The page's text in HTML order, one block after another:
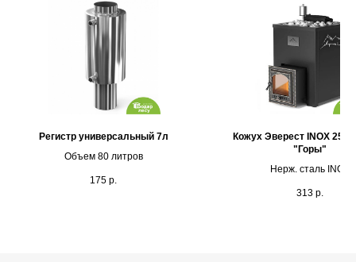
Регистр универсальный 7л
Объем 80 литров
175 р.
Кожух Эверест INOX 25
"Горы"
Нерж. сталь INOX
313 р.
Выставочная площадка
Оплата и кредитование
Контакты